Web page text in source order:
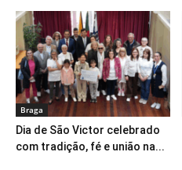
Braga
Dia de São Victor celebrado
com tradição, fé e união na...